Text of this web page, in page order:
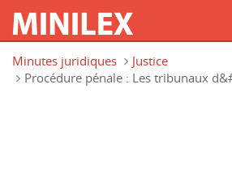
Minutes juridiques
Justice
Procédure pénale : Les tribunaux